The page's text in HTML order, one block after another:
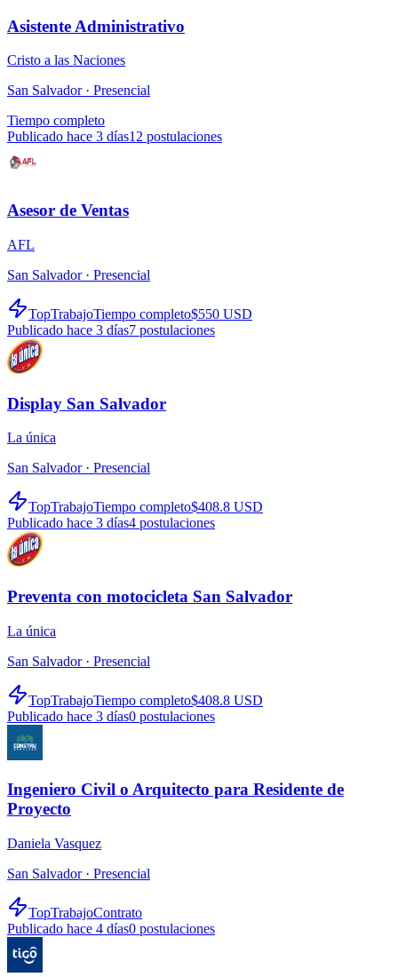
Asistente Administrativo
Cristo a las Naciones
San Salvador · Presencial
Tiempo completo
Publicado hace 3 días12 postulaciones
Asesor de Ventas
AFL
San Salvador · Presencial
TopTrabajoTiempo completo$550 USD
Publicado hace 3 días7 postulaciones
Display San Salvador
La única
San Salvador · Presencial
TopTrabajoTiempo completo$408.8 USD
Publicado hace 3 días4 postulaciones
Preventa con motocicleta San Salvador
La única
San Salvador · Presencial
TopTrabajoTiempo completo$408.8 USD
Publicado hace 3 días0 postulaciones
Ingeniero Civil o Arquitecto para Residente de
Proyecto
Daniela Vasquez
San Salvador · Presencial
TopTrabajoContrato
Publicado hace 4 días0 postulaciones